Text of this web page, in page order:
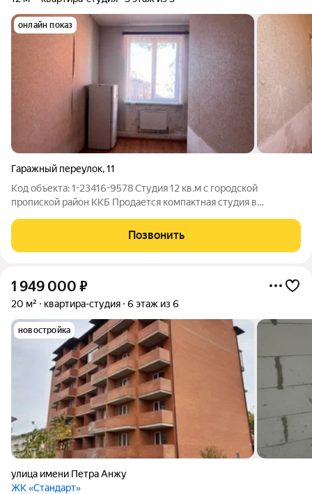
онлайн показ
Гаражный переулок,11
Код объекта: 1-23416-9578 Студия 12 кв.м с городской
пропиской район ККБ Продается компактная студия в
возможностью оформить городскую прописку в
Позвонить
1 949 000 ₽
20 м² квартира-студия 6 этаж из 6
новостройка
улица имени Петра Анжу
ЖК «Стандарт»